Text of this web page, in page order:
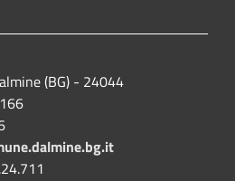
(BG) - 24044